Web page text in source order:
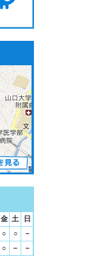
金 土
日
○ ○
－
○ － －